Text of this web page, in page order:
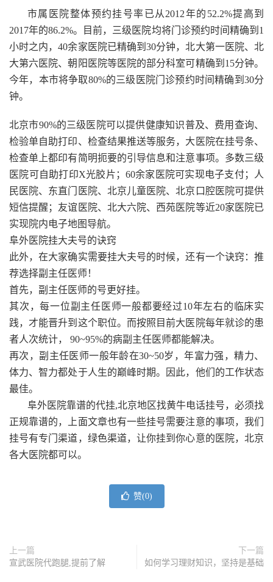
市属医院整体预约挂号率已从2012年的52.2%提高到
2017年的86.2%。目前，三级医院均将门诊预约时间精确到1
小时之内，40余家医院已精确到30分钟，北大第一医院、北
大第六医院、朝阳医院等医院的部分科室可精确到15分钟。
今年，本市将争取80%的三级医院门诊预约时间精确到30分
钟。
北京市90%的三级医院可以提供健康知识普及、费用查询、
检验单自助打印、检查结果推送等服务，大医院在挂号条、
检查单上都印有简明扼要的引导信息和注意事项。多数三级
医院可自助打印X光胶片；60余家医院可实现电子支付；人
民医院、东直门医院、北京儿童医院、北京口腔医院可提供
短信提醒；友谊医院、北大六院、西苑医院等近20家医院已
实现院内电子地图导航。
阜外医院挂大夫号的诀窍
此外，在大家确实需要挂大夫号的时候，还有一个诀窍：推
荐选择副主任医师！
首先，副主任医师的号更好挂。
其次，每一位副主任医师一般都要经过10年左右的临床实
践，才能晋升到这个职位。而按照目前大医院每年就诊的患
者人次统计， 90~95%的病副主任医师都能解决。
再次，副主任医师一般年龄在30~50岁，年富力强，精力、
体力、智力都处于人生的巅峰时期。因此，他们的工作状态
最佳。
阜外医院靠谱的代挂,北京地区找黄牛电话挂号，必须找
正规靠谱的，上面文章也有一些挂号需要注意的事项，我们
挂号有专门渠道，绿色渠道，让你挂到你心意的医院，北京
各大医院都可以。
赞(0)
上一篇
宣武医院代跑腿,提前了解
下一篇
如何学习理财知识，坚持是基础